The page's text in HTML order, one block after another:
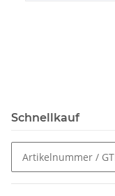
Schnellkauf